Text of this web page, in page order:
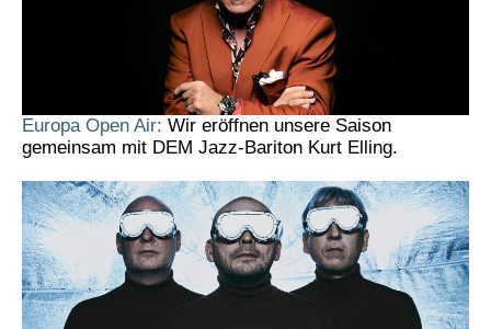
Europa Open Air: Wir eröffnen unsere Saison
gemeinsam mit DEM Jazz-Bariton Kurt Elling.